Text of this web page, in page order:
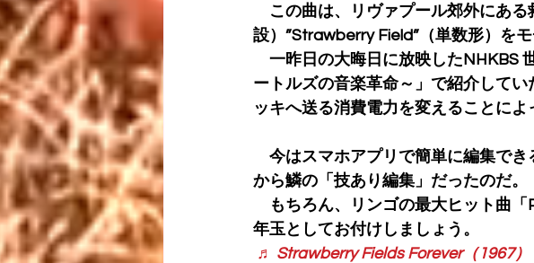
この曲は、リヴァプール郊外にある
設）”Strawberry Field”（単数形）をモ
一昨日の大晦日に放映したNHKBS
ートルズの音楽革命～」で紹介して
ッキへ送る消費電力を変えることに
今はスマホアプリで簡単に編集でき
から鱗の「技あり編集」だったのだ。
もちろん、リンゴの最大ヒット曲
年玉としてお付けしましょう。
♬ Strawberry Fields Forever（1967